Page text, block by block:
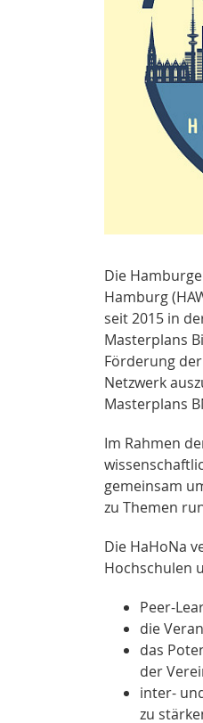
Die
Hamburg
seit 2015 in
Masterplans
Förderung
Netzwerk
Masterplans
Im Rahmen
gemeinsam
zu Themen
Die HaHoNa
Hochschulen
Peer-
die
das
der
inter-
zu